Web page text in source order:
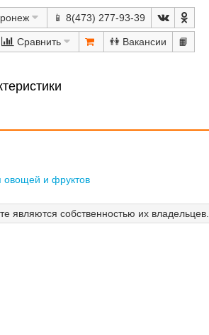
📱 8(473) 277-93-39
Сравнить 👫 📙
овощей и фруктов
являются собственностью их владельцев.